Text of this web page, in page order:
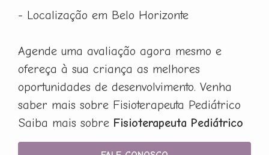
- Localização em Belo Horizonte
Agende uma avaliação agora mesmo e
ofereça à sua criança as melhores
oportunidades de desenvolvimento. Venha
saber mais sobre Fisioterapeuta Pediátrico
Saiba mais sobre Fisioterapeuta Pediátrico